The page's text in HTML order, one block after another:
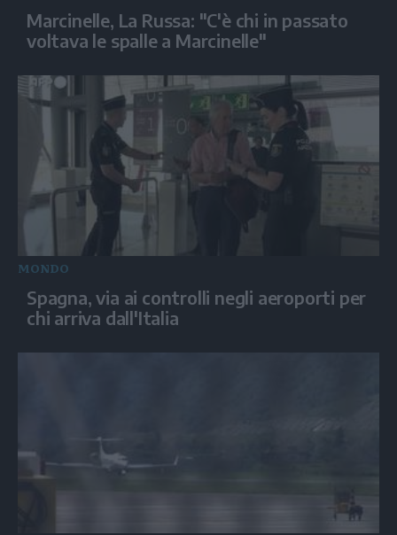
Marcinelle, La Russa: "C'è chi in passato
voltava le spalle a Marcinelle"
MONDO
Spagna, via ai controlli negli aeroporti per
chi arriva dall'Italia